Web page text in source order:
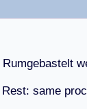
Rumgebastelt w
Rest: same proc